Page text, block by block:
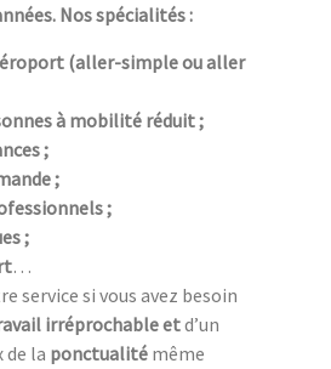
Nos spécialités :
(aller-simple ou aller
à mobilité réduit ;
;
;
;
;
…
service si vous avez besoin
irréprochable etd’un
de la ponctualité même